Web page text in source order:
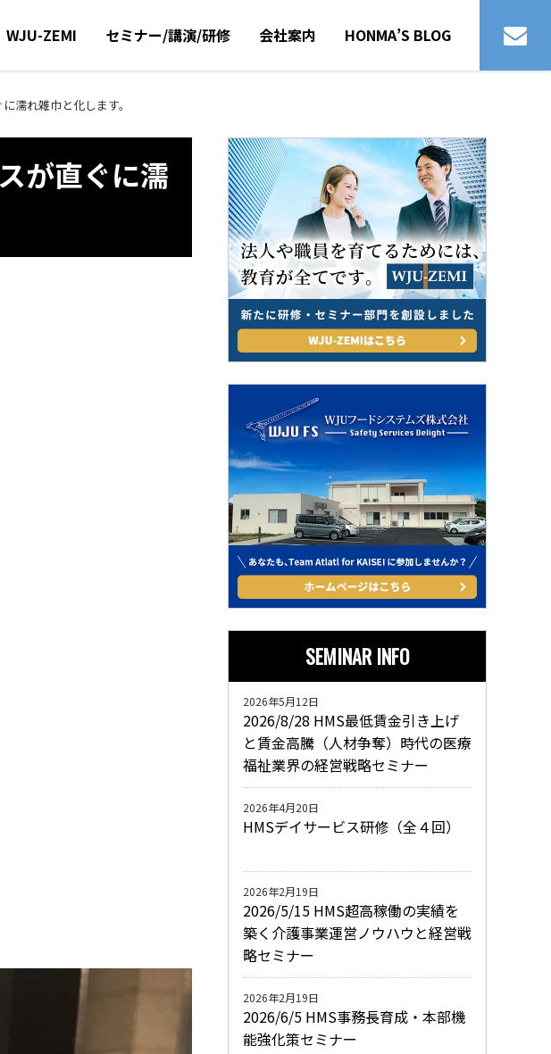
WJU-ZEMI セミナー/講演/研修 会社案内 HONMA’S BLOG
濡れ雑巾と化します。
が直ぐに濡
SEMINAR INFO
2026/8/28 HMS最低賃金引き上げ
と賃金高騰（人材争奪）時代の医療
福祉業界の経営戦略セミナー
2026年5月12日
HMSデイサービス研修（全４回）
2026年4月20日
2026/5/15 HMS超高稼働の実績を
築く介護事業運営ノウハウと経営戦
略セミナー
2026年2月19日
2026/6/5 HMS事務長育成・本部機
能強化策セミナー
2026年2月19日